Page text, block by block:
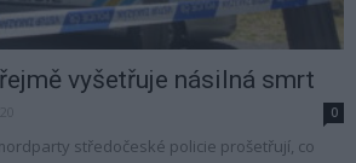
vyšetřuje násilná smrt
0
středočeské policie prošetřují, co